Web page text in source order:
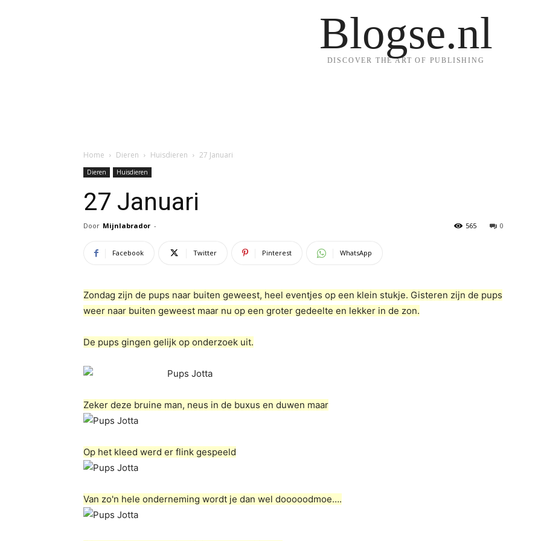
Blogse.nl
DISCOVER THE ART OF PUBLISHING
Home Dieren Huisdieren 27 Januari
Dieren Huisdieren
27 Januari
Door Mijnlabrador - 0
565
Facebook Twitter Pinterest WhatsApp
Zondag zijn de pups naar buiten geweest, heel eventjes op een klein stukje. Gisteren zijn de pups
weer naar buiten geweest maar nu op een groter gedeelte en lekker in de zon.
De pups gingen gelijk op onderzoek uit.
Zeker deze bruine man, neus in de buxus en duwen maar
Op het kleed werd er flink gespeeld
Van zo'n hele onderneming wordt je dan wel dooooodmoe….